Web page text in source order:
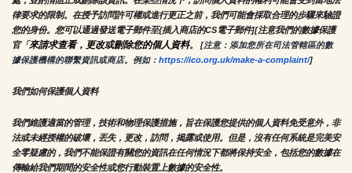
律要求的限制。在授予訪問許可權或進行更正之前，我們可能會採取合理的步驟來驗證
您的身份。您可以通過發送電子郵件至{插入商店的CS電子郵件][注意我們的數據保護
官「來請求查看，更改或刪除您的個人資料。
[注意：添加您所在司法管轄區的數
據保護機構的聯繫資訊或商店。例如： https://ico.org.uk/make-a-complaint/]
我們如何保護個人資料
我們維護適當的管理，技術和物理保護措施，旨在保護您提供的個人資料免受意外，非
法或未經授權的破壞，丟失，更改，訪問，揭露或使用。但是，沒有任何系統是完美安
全零疑慮的，我們不能保證有關您的資訊在任何情況下都將保持安全，包括您的數據在
傳輸給我們期間的安全性或您行動裝置上數據的安全性。